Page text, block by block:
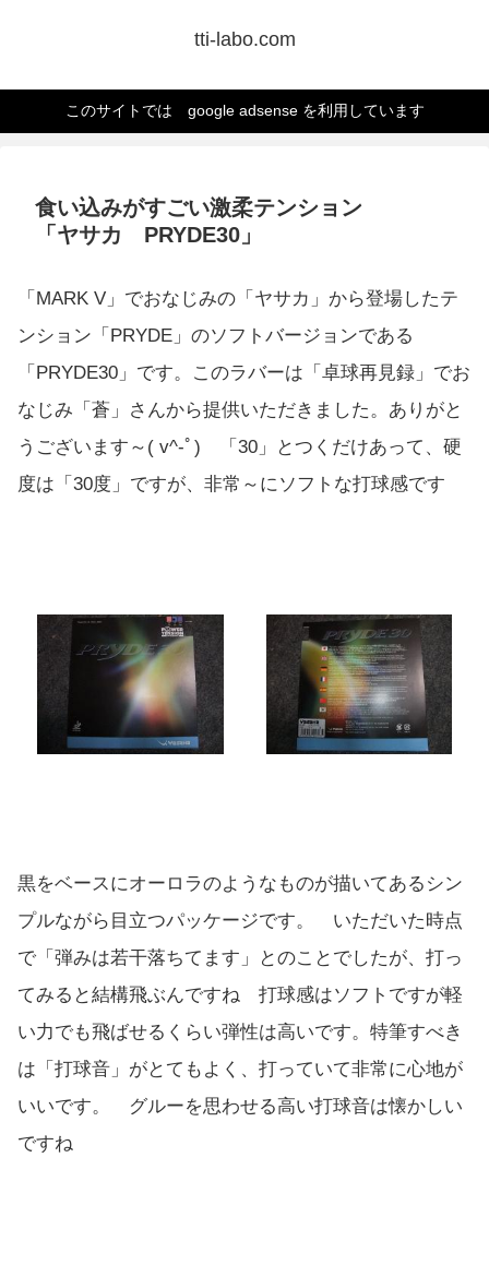
tti-labo.com
このサイトでは google adsense を利用しています
食い込みがすごい激柔テンション
「ヤサカ PRYDE30」
「MARK V」でおなじみの「ヤサカ」から登場したテ
ンション「PRYDE」のソフトバージョンである
「PRYDE30」です。このラバーは「卓球再見録」でお
なじみ「蒼」さんから提供いただきました。ありがと
うございます～( v^-ﾟ) 「30」とつくだけあって、硬
度は「30度」ですが、非常～にソフトな打球感です
黒をベースにオーロラのようなものが描いてあるシン
プルながら目立つパッケージです。 いただいた時点
で「弾みは若干落ちてます」とのことでしたが、打っ
てみると結構飛ぶんですね 打球感はソフトですが軽
い力でも飛ばせるくらい弾性は高いです。特筆すべき
は「打球音」がとてもよく、打っていて非常に心地が
いいです。 グルーを思わせる高い打球音は懐かしい
ですね